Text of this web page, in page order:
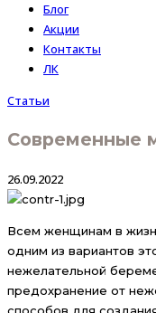
Блог
Акции
Контакты
ЛК
Статьи
Современные
26.09.2022
Всем женщинам в
одним из вариантов
нежелательной
предохранение от